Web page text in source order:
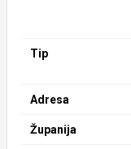
Tip
Adresa
Županija